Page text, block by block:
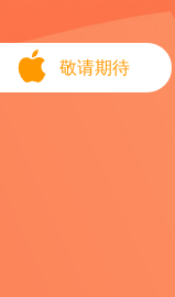
敬请期待